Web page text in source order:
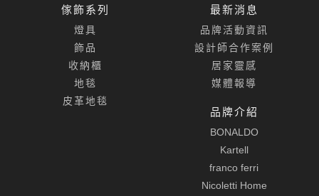
傢飾系列
燈具
飾品
收納櫃
地毯
皮革地毯
最新消息
品牌活動資訊
設計師合作案例
居家靈感
媒體報導
品牌介紹
BONALDO
Kartell
franco ferri
Nicoletti Home